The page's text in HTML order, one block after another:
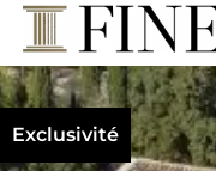
Exclusivité